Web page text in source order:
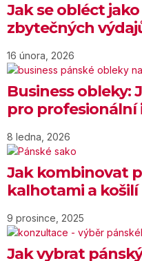
Jak se obléct
zbytečných
16 února, 2026
Business obleky:
pro
8 ledna, 2026
Jak kombinovat
kalhotami a košilí
9 prosince, 2025
Jak vybrat